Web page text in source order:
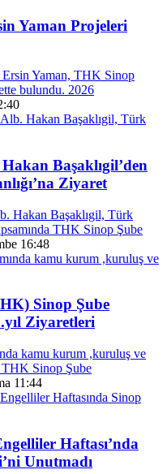
Yaman Projeleri
Yaman, THK Sinop
bulundu. 2026
Başaklıgil’den
Ziyaret
Hakan Başaklıgil, Türk
THK Sinop Şube
16:48
Sinop Şube
Ziyaretleri
kamu kurum ,kuruluş ve
Sinop Şube
11:44
Haftası’nda
Unutmadı